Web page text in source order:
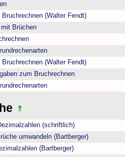
Bruchrechnen (Walter Fendt)
mit Brüchen
Bruchrechnen (Walter Fendt)
zum Bruchrechnen
(schriftlich)
umwandeln (Bartberger)
(Bartberger)